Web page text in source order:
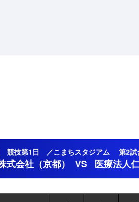
競技第1日 ／こまちスタジアム 第2試
式会社（京都） VS 医療法人